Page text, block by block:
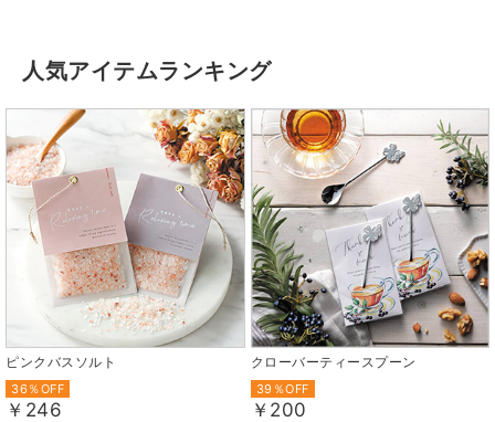
人気アイテムランキング
ピンクバスソルト
36％OFF
￥246
クローバーティースプーン
39％OFF
￥200